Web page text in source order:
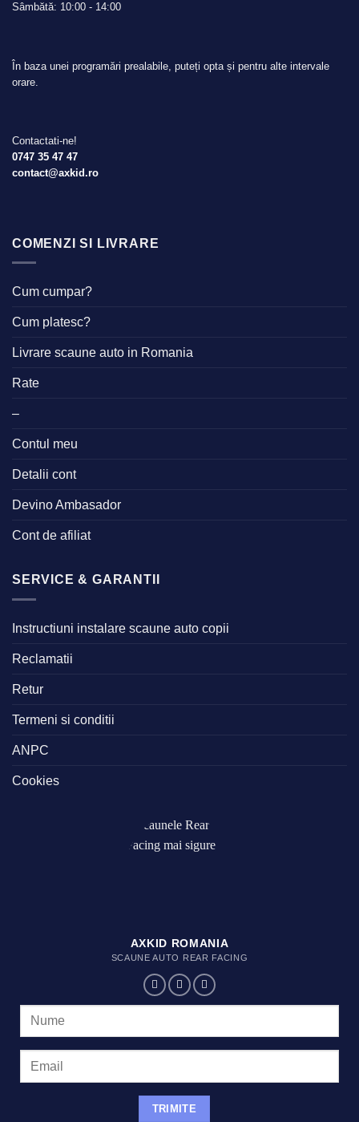
Sâmbătă: 10:00 - 14:00
În baza unei programări prealabile, puteți opta și pentru alte intervale
orare.
Contactati-ne!
0747 35 47 47
contact@axkid.ro
COMENZI SI LIVRARE
Cum cumpar?
Cum platesc?
Livrare scaune auto in Romania
Rate
–
Contul meu
Detalii cont
Devino Ambasador
Cont de afiliat
SERVICE & GARANTII
Instructiuni instalare scaune auto copii
Reclamatii
Retur
Termeni si conditii
ANPC
Cookies
AXKID ROMANIA
SCAUNE AUTO REAR FACING